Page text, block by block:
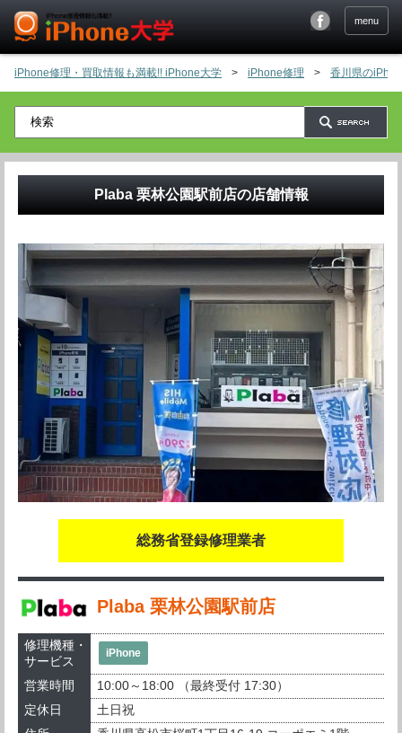
menu
iPhone修理・買取情報も満載!! iPhone大学 > iPhone修理 > 香川県の
Plaba 栗林公園駅前店の店舗情報
総務省登録修理業者
Plaba 栗林公園駅前店
修理機種・
サービス
iPhone
営業時間
10:00～18:00 （最終受付 17:30）
定休日
土日祝